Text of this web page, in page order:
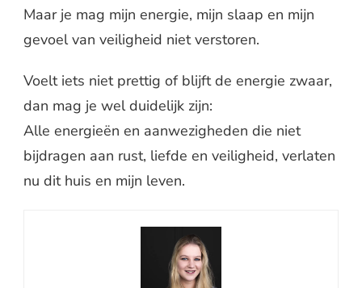
Maar je mag mijn energie, mijn slaap en mijn
gevoel van veiligheid niet verstoren.
Voelt iets niet prettig of blijft de energie zwaar,
dan mag je wel duidelijk zijn:
Alle energieën en aanwezigheden die niet
bijdragen aan rust, liefde en veiligheid, verlaten
nu dit huis en mijn leven.